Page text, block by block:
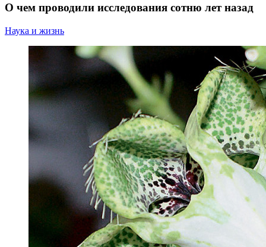
О чем проводили исследования сотню лет назад
Наука и жизнь